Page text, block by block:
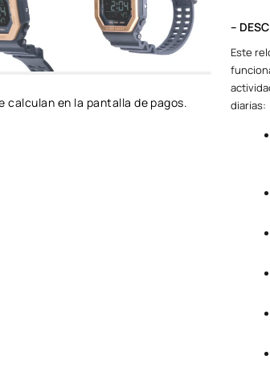
calculan en la pantalla de pagos.
–
Este
diarias: